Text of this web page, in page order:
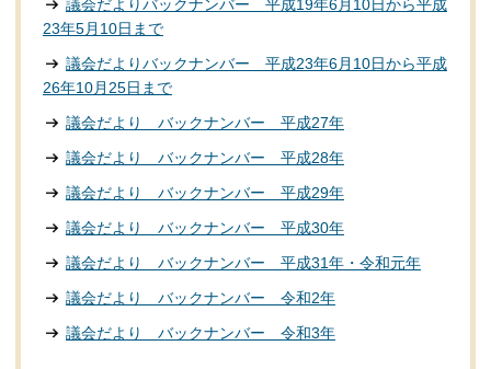
議会だよりバックナンバー 平成19年6月10日から平成
23年5月10日まで
議会だよりバックナンバー 平成23年6月10日から平成
26年10月25日まで
議会だより バックナンバー 平成27年
議会だより バックナンバー 平成28年
議会だより バックナンバー 平成29年
議会だより バックナンバー 平成30年
議会だより バックナンバー 平成31年・令和元年
議会だより バックナンバー 令和2年
議会だより バックナンバー 令和3年